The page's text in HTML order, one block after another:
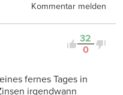
Kommentar melden
32
0
fernes Tages in
irgendwann